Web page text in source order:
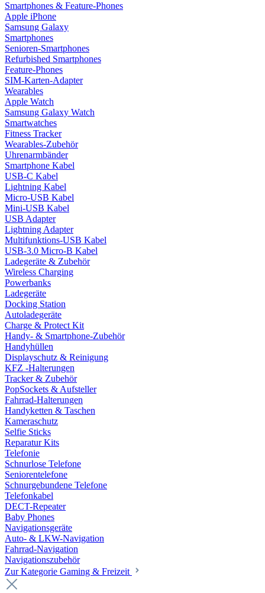
Smartphones & Feature-Phones
Apple iPhone
Samsung Galaxy
Smartphones
Senioren-Smartphones
Refurbished Smartphones
Feature-Phones
SIM-Karten-Adapter
Wearables
Apple Watch
Samsung Galaxy Watch
Smartwatches
Fitness Tracker
Wearables-Zubehör
Uhrenarmbänder
Smartphone Kabel
USB-C Kabel
Lightning Kabel
Micro-USB Kabel
Mini-USB Kabel
USB Adapter
Lightning Adapter
Multifunktions-USB Kabel
USB-3.0 Micro-B Kabel
Ladegeräte & Zubehör
Wireless Charging
Powerbanks
Ladegeräte
Docking Station
Autoladegeräte
Charge & Protect Kit
Handy- & Smartphone-Zubehör
Handyhüllen
Displayschutz & Reinigung
KFZ -Halterungen
Tracker & Zubehör
PopSockets & Aufsteller
Fahrrad-Halterungen
Handyketten & Taschen
Kameraschutz
Selfie Sticks
Reparatur Kits
Telefonie
Schnurlose Telefone
Seniorentelefone
Schnurgebundene Telefone
Telefonkabel
DECT-Repeater
Baby Phones
Navigationsgeräte
Auto- & LKW-Navigation
Fahrrad-Navigation
Navigationszubehör
Zur Kategorie Gaming & Freizeit